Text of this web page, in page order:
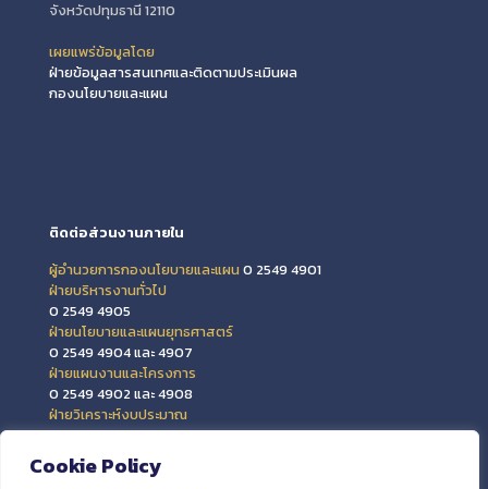
Cookie Policy
จังหวัดปทุมธานี 12110
เผยแพร่ข้อมูลโดย
ฝ่ายข้อมูลสารสนเทศและติดตามประเมินผล
กองนโยบายและแผน
ติดต่อส่วนงานภายใน
ผู้อำนวยการกองนโยบายและแผน 0 2549 4901
ฝ่ายบริหารงานทั่วไป
0 2549 4905
ฝ่ายนโยบายและแผนยุทธศาสตร์
0 2549 4904 และ 4907
ฝ่ายแผนงานและโครงการ
0 2549 4902 และ 4908
ฝ่ายวิเคราะห์งบประมาณ
0 2549 4903 และ 4909
ฝ่ายข้อมูลสารสนเทศและติดตามประเมินผล
0 2549 4906